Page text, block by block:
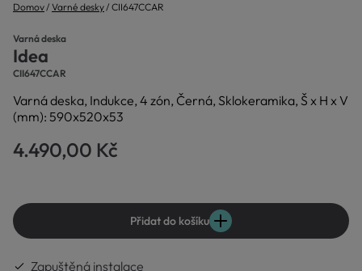
Domov Varné desky CII647CCAR
Varná deska
Idea
CII647CCAR
Varná deska, Indukce, 4 zón, Černá, Sklokeramika, Š x H x V
(mm): 590x520x53
4.490,00 Kč
Přidat do košíku
Zapuštěná instalace